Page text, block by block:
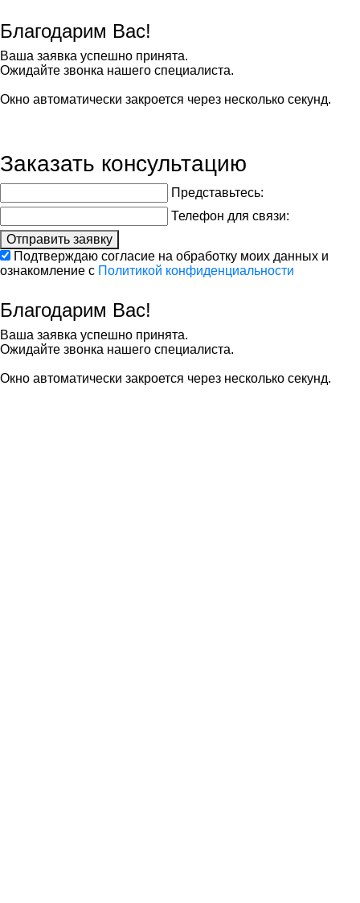
Благодарим Вас!
Ваша заявка успешно принята.
Ожидайте звонка нашего специалиста.
Окно автоматически закроется через несколько секунд.
Заказать консультацию
Представьтесь:
Телефон для связи:
Отправить заявку
Подтверждаю согласие на обработку моих данных и
ознакомление с Политикой конфиденциальности
Благодарим Вас!
Ваша заявка успешно принята.
Ожидайте звонка нашего специалиста.
Окно автоматически закроется через несколько секунд.